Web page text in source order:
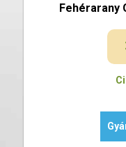
Fehérarany